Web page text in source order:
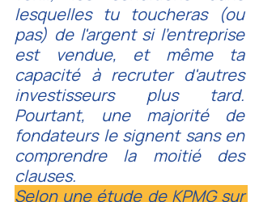
lesquelles tu toucheras (ou
pas) de l'argent si l'entreprise
est vendue, et même ta
capacité à recruter d'autres
investisseurs plus tard.
Pourtant, une majorité de
fondateurs le signent sans en
comprendre la moitié des
clauses.
Selon une étude de KPMG sur